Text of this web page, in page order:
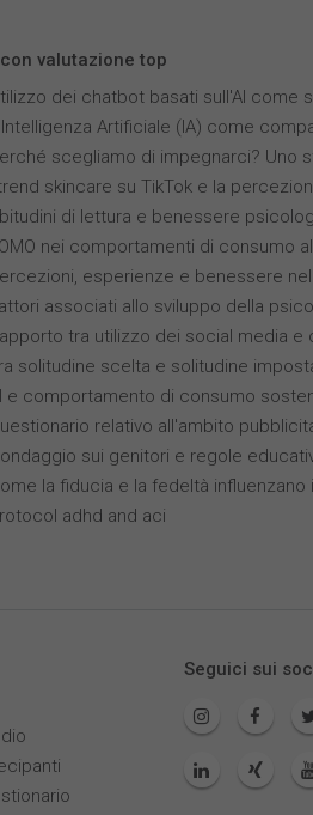
valutazione top
dei chatbot basati sull'AI come
Artificiale (IA) come
scegliamo di impegnarci? Uno
skincare su TikTok e la
di lettura e benessere
nei comportamenti di consumo
esperienze e benessere
associati allo sviluppo della
tra utilizzo dei social media e
solitudine scelta e solitudine
e comportamento di consumo
relativo all'ambito
sui genitori e regole
la fiducia e la fedeltà
adhd and aci
Seguici sui